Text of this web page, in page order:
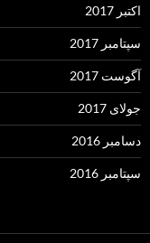
اکتبر 2017
سپتامبر 2017
آگوست 2017
جولای 2017
دسامبر 2016
سپتامبر 2016